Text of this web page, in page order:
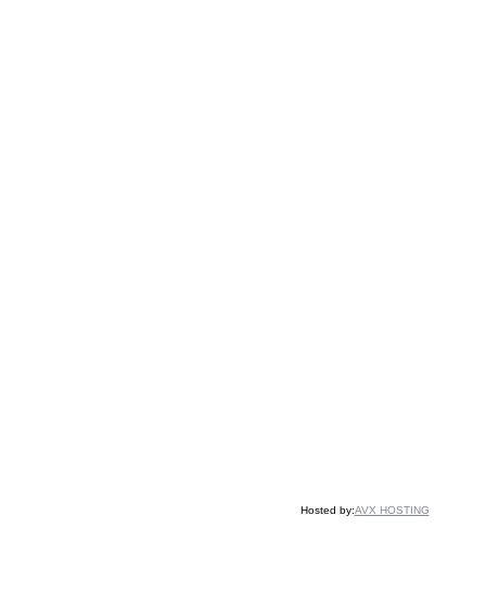
Hosted by:AVX HOSTING